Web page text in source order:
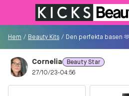
Till KICKS.se
Besökare
Hem / Beauty Kits / Den perfekta basen
Cornelia
Beauty Star
27/10/23-04:56